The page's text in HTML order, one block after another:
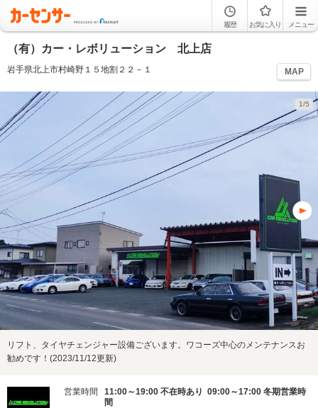
履歴 お気に入り メニュー
（有）カー・レボリューション 北上店
岩手県北上市村崎野１５地割２２－１ MAP
1/5
リフト、タイヤチェンジャー設備ございます。ワコーズ中心のメンテナンスお
勧めです！(2023/11/12更新)
営業時間
11:00～19:00 不在時あり 09:00～17:00 冬期営業時
間